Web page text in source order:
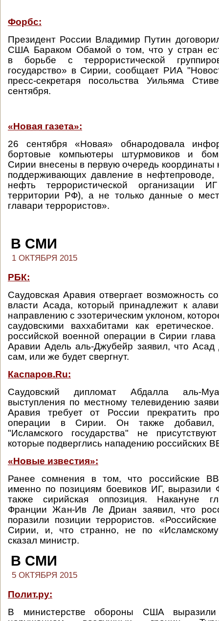
Форбс:
Президент России Владимир Путин
США Бараком Обамой о том, что у стран
в борьбе с террористической
государство» в Сирии, сообщает РИА
пресс-секретаря посольства Уильяма
сентября.
«Новая газета»:
26 сентября «Новая» обнародовала
бортовые компьютеры штурмовиков и
Сирии внесены в первую очередь координаты
поддерживающих давление в нефтепроводе,
нефть террористической организации
территории РФ), а не только данные о
главари террористов».
В СМИ
1 ОКТЯБРЯ 2015
РБК:
Саудовская Аравия отвергает возможность
власти Асада, который принадлежит к
направлению с эзотерическим уклоном,
саудовскими ваххабитами как
российской военной операции в Сирии
Аравии Адель аль-Джубейр заявил, что
сам, или же будет свергнут.
Каспаров.Ru:
Саудовский дипломат Абдалла аль-
выступления по местному телевидению
Аравия требует от России прекратить
операции в Сирии. Он также добавил,
"Исламского государства" не
которые подверглись нападению российских
«Новые известия»:
Ранее сомнения в том, что российские
именно по позициям боевиков ИГ,
также сирийская оппозиция. Накануне
Франции Жан-Ив Ле Дриан заявил, что
поразили позиции террористов.
Сирии, и, что странно, не по
сказал министр.
В СМИ
5 ОКТЯБРЯ 2015
Полит.ру:
В министерстве обороны США выразили